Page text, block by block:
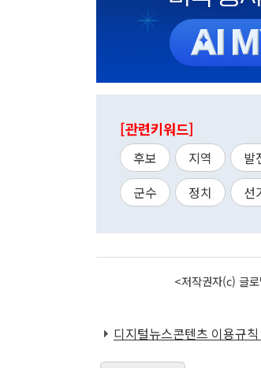
[관련키워드]
후보 지역 발
군수
정치 선
<저작권자(c) 글
디지털뉴스콘텐츠 이용규칙